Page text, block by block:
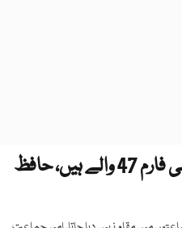
بڑے ہوں یا چھوٹے سب ہی فارم 47 والے ہیں، حافظ